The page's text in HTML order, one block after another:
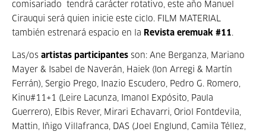
comisariado tendrá carácter rotativo, este año Manuel
Cirauqui será quien inicie este ciclo. FILM MATERIAL
también estrenará espacio en la Revista eremuak #11.
Las/os artistas participantes son: Ane Berganza, Mariano
Mayer & Isabel de Naverán, Haiek (Ion Arregi & Martín
Ferrán), Sergio Prego, Inazio Escudero, Pedro G. Romero,
Kinu#11+1 (Leire Lacunza, Imanol Expósito, Paula
Guerrero), Elbis Rever, Mirari Echavarri, Oriol Fontdevila,
Mattin, Iñigo Villafranca, DAS (Joel Englund, Camila Téllez,